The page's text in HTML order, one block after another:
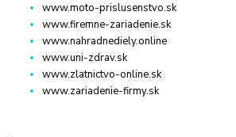
www.moto-prislusenstvo.sk
www.firemne-zariadenie.sk
www.nahradnediely.online
www.uni-zdrav.sk
www.zlatnictvo-online.sk
www.zariadenie-firmy.sk